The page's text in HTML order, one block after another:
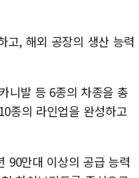
고, 해외 공장의 생산 능력
니발 등 6종의 차종을 총
종의 라인업을 완성하고
90만대 이상의 공급 능력